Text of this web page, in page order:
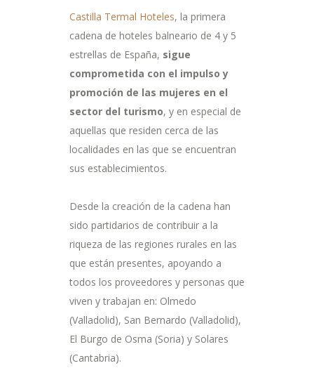
Castilla Termal Hoteles, la primera
cadena de hoteles balneario de 4 y 5
estrellas de España, sigue
comprometida con el impulso y
promoción de las mujeres en el
sector del turismo, y en especial de
aquellas que residen cerca de las
localidades en las que se encuentran
sus establecimientos.
Desde la creación de la cadena han
sido partidarios de contribuir a la
riqueza de las regiones rurales en las
que están presentes, apoyando a
todos los proveedores y personas que
viven y trabajan en: Olmedo
(Valladolid), San Bernardo (Valladolid),
El Burgo de Osma (Soria) y Solares
(Cantabria).